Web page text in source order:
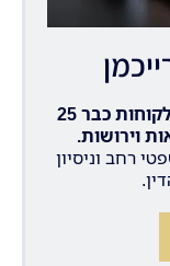
פירמת עורכי הדין רן רייכמן מלווה לקוחות כבר 25
וירושות.
רחב וניסיון